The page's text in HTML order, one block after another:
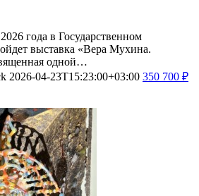
года в Государственном
выставка «Вера Мухина.
одной…
2026-04-23T15:23:00+03:00 350 700 ₽